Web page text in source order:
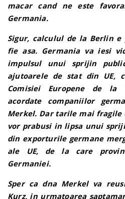
macar cand ne este
Germania.
Sigur, calculul de la Berlin
fie asa. Germania va iesi
impulsul unui sprijin
ajutoarele de stat din UE,
Comisiei Europene de la
acordate companiilor
Merkel. Dar tarile mai fragile
vor prabusi in lipsa unui
din exporturile germane
ale UE, de la care
Germaniei.
Sper ca dna Merkel va
Kurz, in urmatoarea